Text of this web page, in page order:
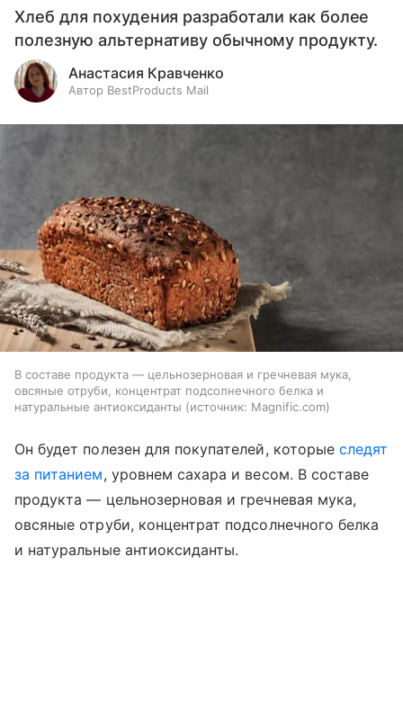
Хлеб для похудения разработали как более
полезную альтернативу обычному продукту.
Анастасия Кравченко
Автор BestProducts Mail
В составе продукта — цельнозерновая и гречневая мука,
овсяные отруби, концентрат подсолнечного белка и
натуральные антиоксиданты
источник: Magnific.com
Он будет полезен для покупателей, которыеследят
за питанием, уровнем сахара и весом. В составе
продукта — цельнозерновая и гречневая мука,
овсяные отруби, концентрат подсолнечного белка
и натуральные антиоксиданты.